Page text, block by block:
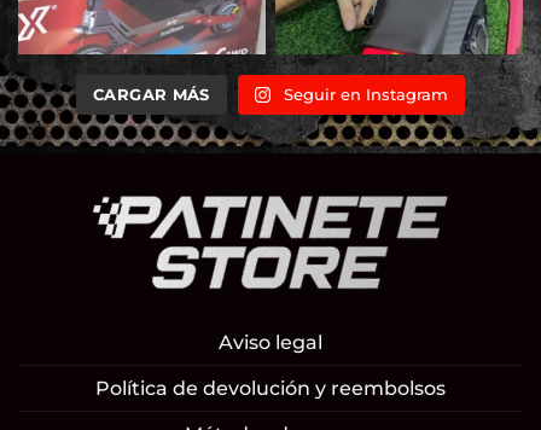
CARGAR MÁS Seguir en Instagram
Aviso legal
Política de devolución y reembolsos